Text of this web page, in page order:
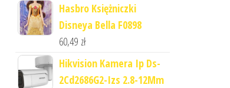
Hasbro Księżniczki
Disneya Bella F0898
60,49 zł
Hikvision Kamera Ip Ds-
2Cd2686G2-Izs 2.8-12Mm